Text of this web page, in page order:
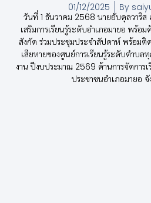
01/12/2025 By
วันที่ 1 ธันวาคม 2568 นายอับดุลวาริส
เสริมการเรียนรู้ระดับอำเภอมายอ พร้อ
สังกัด ร่วมประชุมประจำสัปดาห์ พร้อมติ
เสียหายของศูนย์การเรียนรู้ระดับตำบล
งาน ปีงบประมาณ 2569 ด้านการจัดการ
ประชาชนอำเภอมายอ